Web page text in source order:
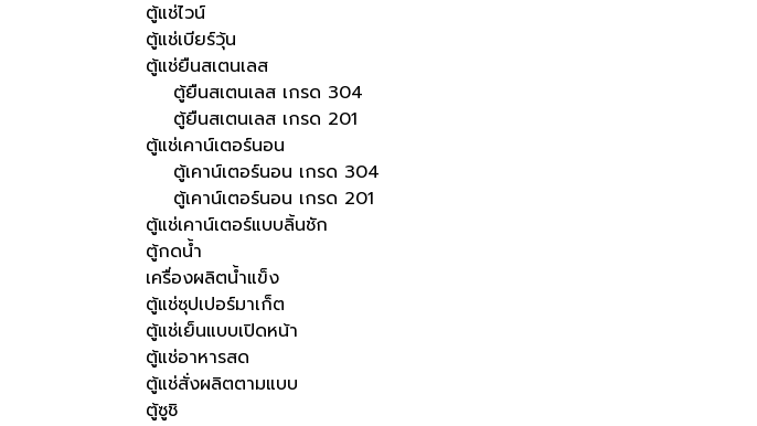
ตู้แช่ไวน์
ตู้แช่เบียร์วุ้น
ตู้แช่ยืนสเตนเลส
ตู้ยืนสเตนเลส เกรด 304
ตู้ยืนสเตนเลส เกรด 201
ตู้แช่เคาน์เตอร์นอน
ตู้เคาน์เตอร์นอน เกรด 304
ตู้เคาน์เตอร์นอน เกรด 201
ตู้แช่เคาน์เตอร์แบบลิ้นชัก
ตู้กดน้ำ
เครื่องผลิตน้ำแข็ง
ตู้แช่ซุปเปอร์มาเก็ต
ตู้แช่เย็นแบบเปิดหน้า
ตู้แช่อาหารสด
ตู้แช่สั่งผลิตตามแบบ
ตู้ซูชิ